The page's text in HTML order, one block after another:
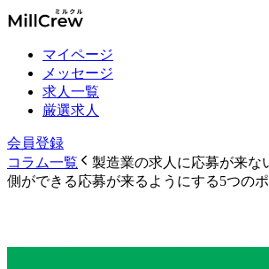
マイページ
メッセージ
求人一覧
厳選求人
会員登録
コラム一覧
製造業の求人に応募が来な
側ができる応募が来るようにする5つの